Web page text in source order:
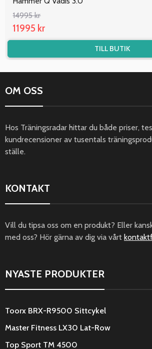
14995 kr
11995 kr
TILL BUTIK
OM OSS
Hos Träningsradar hittar du både priser,
kundrecensioner av tusentals
ställe.
KONTAKT
Vill du tipsa oss om en produkt? Eller
med oss? Hör gärna av dig via vårt
NYASTE PRODUKTER
Toorx BRX-R9500 Sittcykel
Master Fitness LX30 Lat-Row
Top Sport TM 4500